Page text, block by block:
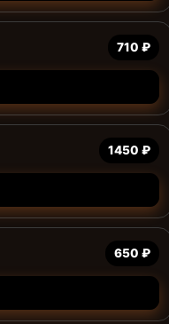
710 ₽
1450 ₽
650 ₽